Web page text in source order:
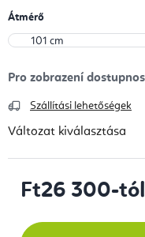
Átmérő
Szállítási lehetőségek
Változat kiválasztása
Ft26 300-tól